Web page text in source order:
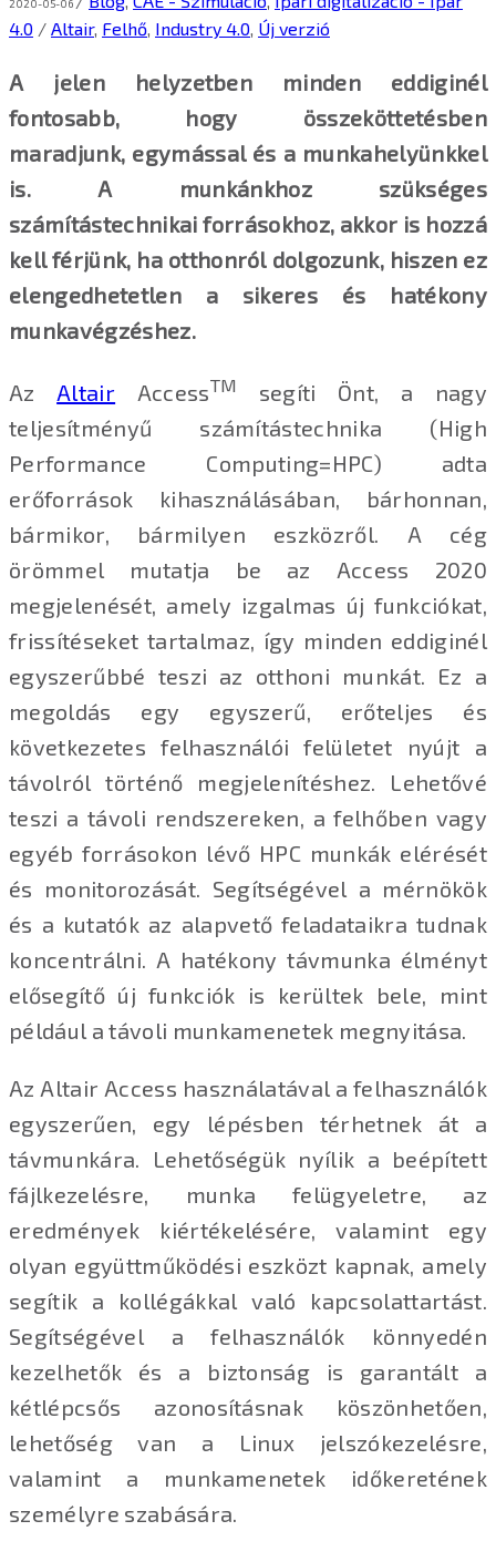
2020-05-06
4.0 / Altair, Felhő, Industry 4.0, Új verzió
A jelen helyzetben minden eddiginél
fontosabb, hogy összeköttetésben
maradjunk, egymással és a munkahelyünkkel
is. A munkánkhoz szükséges
számítástechnikai forrásokhoz, akkor is hozzá
kell férjünk, ha otthonról dolgozunk, hiszen ez
elengedhetetlen a sikeres és hatékony
munkavégzéshez.
Az Altair AccessTM
segíti Önt, a nagy
teljesítményű számítástechnika (High
Performance Computing=HPC) adta
erőforrások kihasználásában, bárhonnan,
bármikor, bármilyen eszközről. A cég
örömmel mutatja be az Access 2020
megjelenését, amely izgalmas új funkciókat,
frissítéseket tartalmaz, így minden eddiginél
egyszerűbbé teszi az otthoni munkát. Ez a
megoldás egy egyszerű, erőteljes és
következetes felhasználói felületet nyújt a
távolról történő megjelenítéshez. Lehetővé
teszi a távoli rendszereken, a felhőben vagy
egyéb forrásokon lévő HPC munkák elérését
és monitorozását. Segítségével a mérnökök
és a kutatók az alapvető feladataikra tudnak
koncentrálni. A hatékony távmunka élményt
elősegítő új funkciók is kerültek bele, mint
például a távoli munkamenetek megnyitása.
Az Altair Access használatával a felhasználók
egyszerűen, egy lépésben térhetnek át a
távmunkára. Lehetőségük nyílik a beépített
fájlkezelésre, munka felügyeletre, az
eredmények kiértékelésére, valamint egy
olyan együttműködési eszközt kapnak, amely
segítik a kollégákkal való kapcsolattartást.
Segítségével a felhasználók könnyedén
kezelhetők és a biztonság is garantált a
kétlépcsős azonosításnak köszönhetően,
lehetőség van a Linux jelszókezelésre,
valamint a munkamenetek időkeretének
személyre szabására.